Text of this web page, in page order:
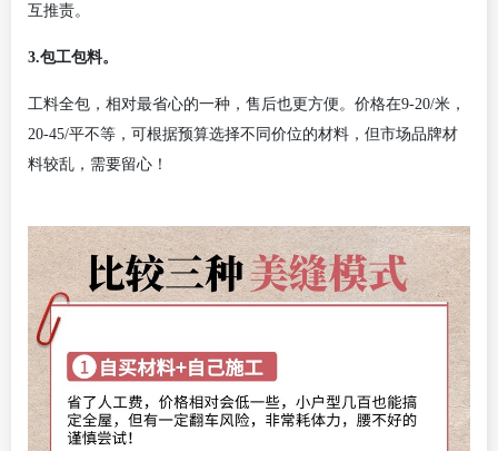
互推责。
3.包工包料。
工料全包，相对最省心的一种，售后也更方便。价格在9-20/米，
20-45/平不等，可根据预算选择不同价位的材料，但市场品牌材
料较乱，需要留心！